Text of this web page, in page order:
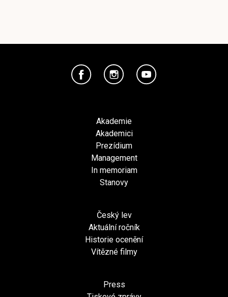
Akademie
Akademici
Prezídium
Management
In memoriam
Stanovy
Český lev
Aktuální ročník
Historie ocenění
Vítězné filmy
Press